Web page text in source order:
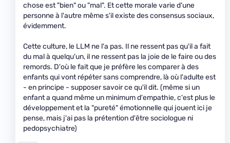
chose est "bien" ou "mal". Et cette morale varie d'une
personne à l'autre même s'il existe des consensus sociaux,
évidemment.
Cette culture, le LLM ne l'a pas. Il ne ressent pas qu'il a fait
du mal à quelqu'un, il ne ressent pas la joie de le faire ou des
remords. D'où le fait que je préfère les comparer à des
enfants qui vont répéter sans comprendre, là où l'adulte est
- en principe - supposer savoir ce qu'il dit. (même si un
enfant a quand même un minimum d'empathie, c'est plus le
développement et la "pureté" émotionnelle qui jouent ici je
pense, mais j'ai pas la prétention d'être sociologue ni
pedopsychiatre)